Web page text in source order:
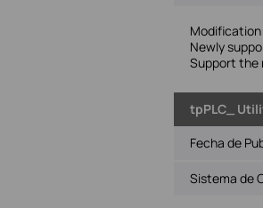
Modification
Newly
Support the
tpPLC_
Fecha de
Sistema de